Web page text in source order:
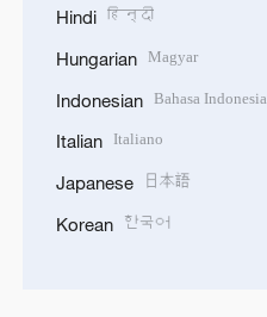
Hindi हिन्दी
Hungarian Magyar
Indonesian Bahasa Indonesia
Italian Italiano
Japanese 日本語
Korean 한국어